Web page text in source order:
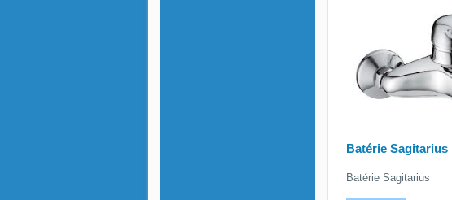
Batérie Sagitarius
Batérie Sagitarius